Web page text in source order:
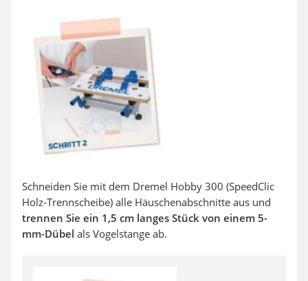
Schneiden Sie mit dem Dremel Hobby 300 (SpeedClic
Holz-Trennscheibe) alle Häuschenabschnitte aus und
trennen Sie ein 1,5 cm langes Stück von einem 5-
mm-Dübel als Vogelstange ab.